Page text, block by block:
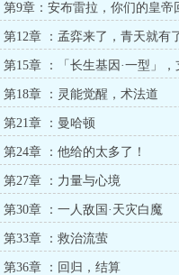
第9章：安布雷拉，你们的皇帝
第12章 ：孟弈来了，青天就有
第15章 ：「长生基因·一型」，
第18章 ：灵能觉醒，术法道
第21章 ：曼哈顿
第24章 ：他给的太多了！
第27章 ：力量与心境
第30章 ：一人敌国·天灾白魔
第33章 ：救治流萤
第36章 ：回归，结算